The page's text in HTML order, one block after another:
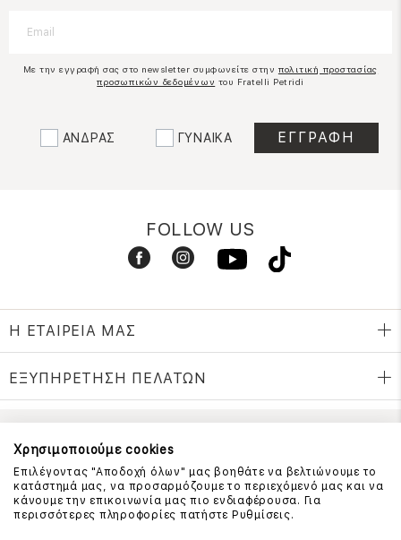
Με την εγγραφή σας στο newsletter συμφωνείτε στην πολιτική προστασίας
προσωπικών δεδομένων του Fratelli Petridi
ΑΝΔΡΑΣ ΓΥΝΑΙΚΑ
FOLLOW US
Η ΕΤΑΙΡΕΙΑ ΜΑΣ
ΕΞΥΠΗΡΕΤΗΣΗ ΠΕΛΑΤΩΝ
ΕΠΙΚΟΙΝΩΝΗΣΤΕ ΜΑΖΙ ΜΑΣ
210 999 4510
(Χρεώση μια αστική μονάδα από σταθερό)
Χρησιμοποιούμε cookies
Επιλέγοντας "Αποδοχή όλων" μας βοηθάτε να βελτιώνουμε το
κατάστημά μας, να προσαρμόζουμε το περιεχόμενό μας και να
κάνουμε την επικοινωνία μας πιο ενδιαφέρουσα. Για
περισσότερες πληροφορίες πατήστε Ρυθμίσεις.